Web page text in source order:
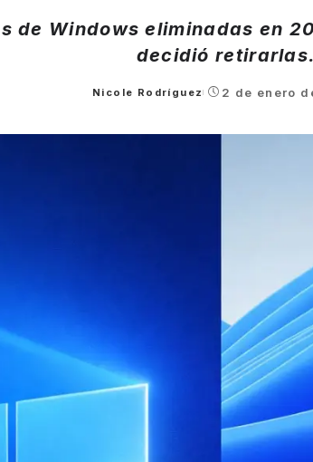
de Windows eliminadas en
decidió retirarlas.
Posted
Nicole Rodríguez 2 de enero